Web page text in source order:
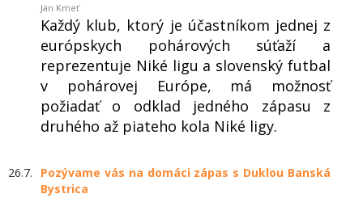
Ján Kmeť
Každý klub, ktorý je účastníkom jednej z
európskych pohárových súťaží a
reprezentuje Niké ligu a slovenský futbal
v pohárovej Európe, má možnosť
požiadať o odklad jedného zápasu z
druhého až piateho kola Niké ligy.
26.7.
Pozývame vás na domáci zápas s Duklou Banská
Bystrica